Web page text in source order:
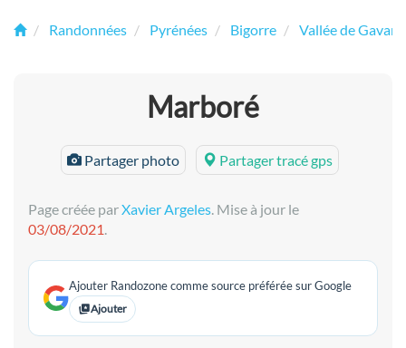
Randonnées Pyrénées Bigorre Vallée de
Marboré
Partager photo Partager tracé gps
Page créée parXavier Argeles. Mise à jour le
03/08/2021.
Ajouter Randozone comme source préférée sur Google
Ajouter